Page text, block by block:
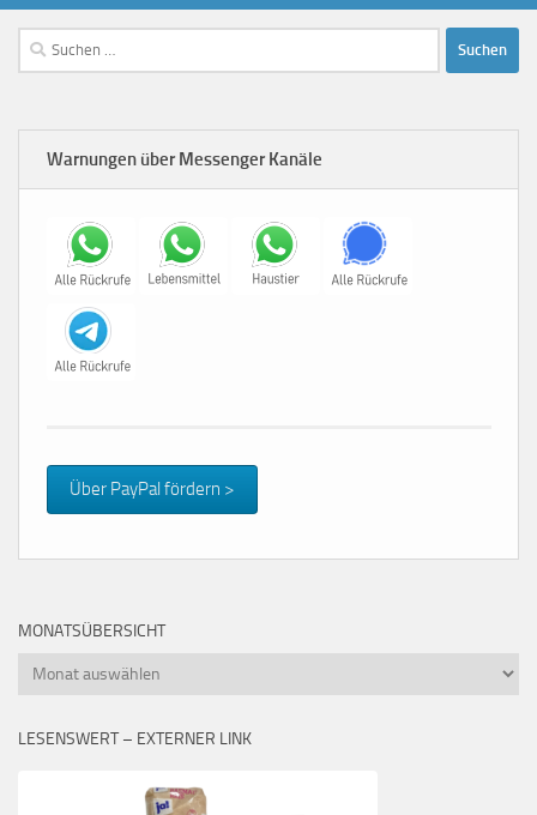
Suchen
nach:
Warnungen über Messenger Kanäle
Über PayPal fördern >
MONATSÜBERSICHT
Monatsübersicht
LESENSWERT – EXTERNER LINK